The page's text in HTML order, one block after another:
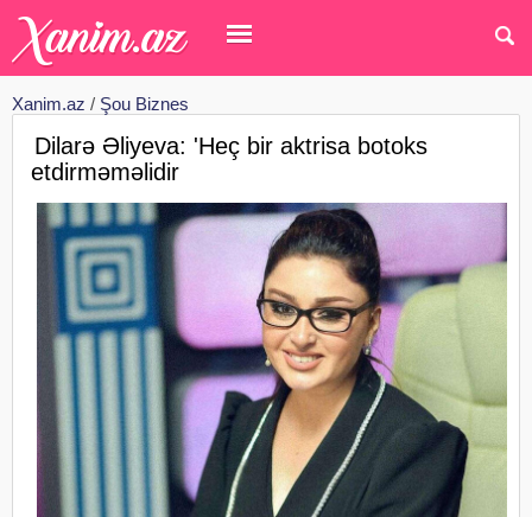
Xanim.az / Şou Biznes
Dilarə Əliyeva: 'Heç bir aktrisa botoks
etdirməməlidir